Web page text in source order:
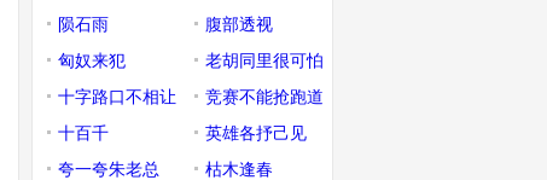
陨石雨
腹部透视
匈奴来犯
老胡同里很可怕
十字路口不相让
竞赛不能抢跑道
十百千
英雄各抒己见
夸一夸朱老总
枯木逢春